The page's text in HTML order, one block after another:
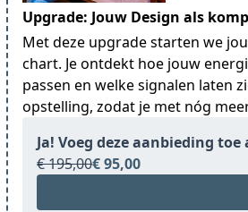
Upgrade: Jouw Design als
Met deze upgrade starten we
chart. Je ontdekt hoe jouw
passen en welke signalen laten
opstelling, zodat je met nóg
Ja! Voeg deze aanbieding
€ 195,00€ 95,00